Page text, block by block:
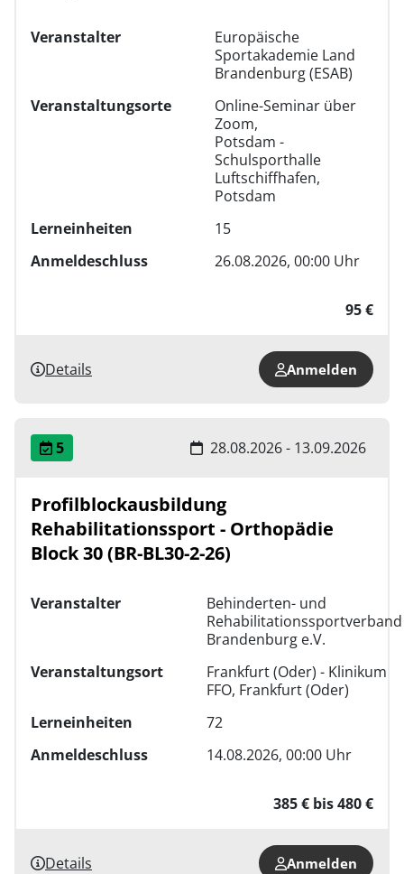
Veranstalter
Europäische
Sportakademie Land
Brandenburg (ESAB)
Veranstaltungsorte
Online-Seminar über
Zoom,
Potsdam -
Schulsporthalle
Luftschiffhafen,
Potsdam
Lerneinheiten
15
Anmeldeschluss
26.08.2026, 00:00 Uhr
95 €
Details Anmelden
5 28.08.2026 - 13.09.2026
Profilblockausbildung
Rehabilitationssport - Orthopädie
Block 30 (BR-BL30-2-26)
Veranstalter
Behinderten- und
Rehabilitationssportverband
Brandenburg e.V.
Veranstaltungsort
Frankfurt (Oder) - Klinikum
FFO, Frankfurt (Oder)
Lerneinheiten
72
Anmeldeschluss
14.08.2026, 00:00 Uhr
385 € bis 480 €
Details Anmelden